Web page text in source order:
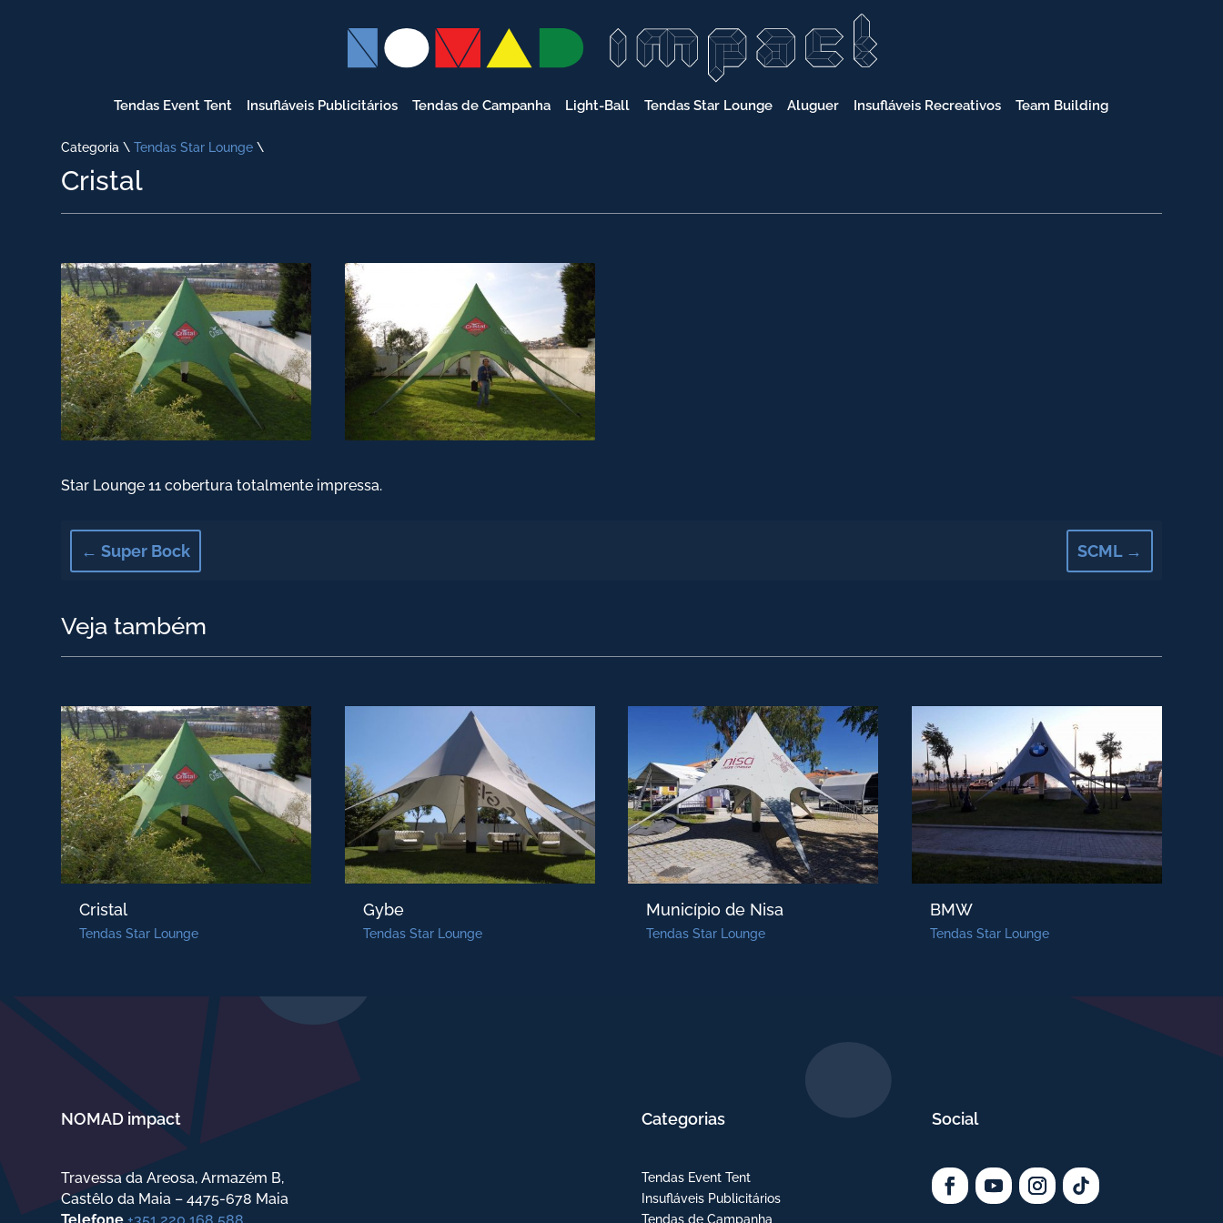
Tendas Event Tent Insufláveis Publicitários Tendas de Campanha Light-Ball Tendas Star Lounge Aluguer Insufláveis Recreativos Team Building
Categoria \Tendas Star Lounge \
Cristal
Star Lounge 11 cobertura totalmente impressa.
←Super Bock SCML→
Veja também
Cristal
Tendas Star Lounge
Gybe
Tendas Star Lounge
Município de Nisa
Tendas Star Lounge
BMW
Tendas Star Lounge
NOMAD impact
Travessa da Areosa, Armazém B,
Castêlo da Maia – 4475-678 Maia
Categorias
Tendas Event Tent
Insufláveis Publicitários
Tendas de Campanha
Social